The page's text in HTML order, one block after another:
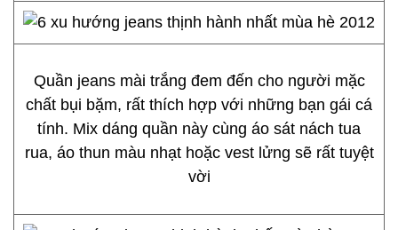
Quần jeans mài trắng đem đến cho người mặc
chất bụi bặm, rất thích hợp với những bạn gái cá
tính. Mix dáng quần này cùng áo sát nách tua
rua, áo thun màu nhạt hoặc vest lửng sẽ rất tuyệt
vời